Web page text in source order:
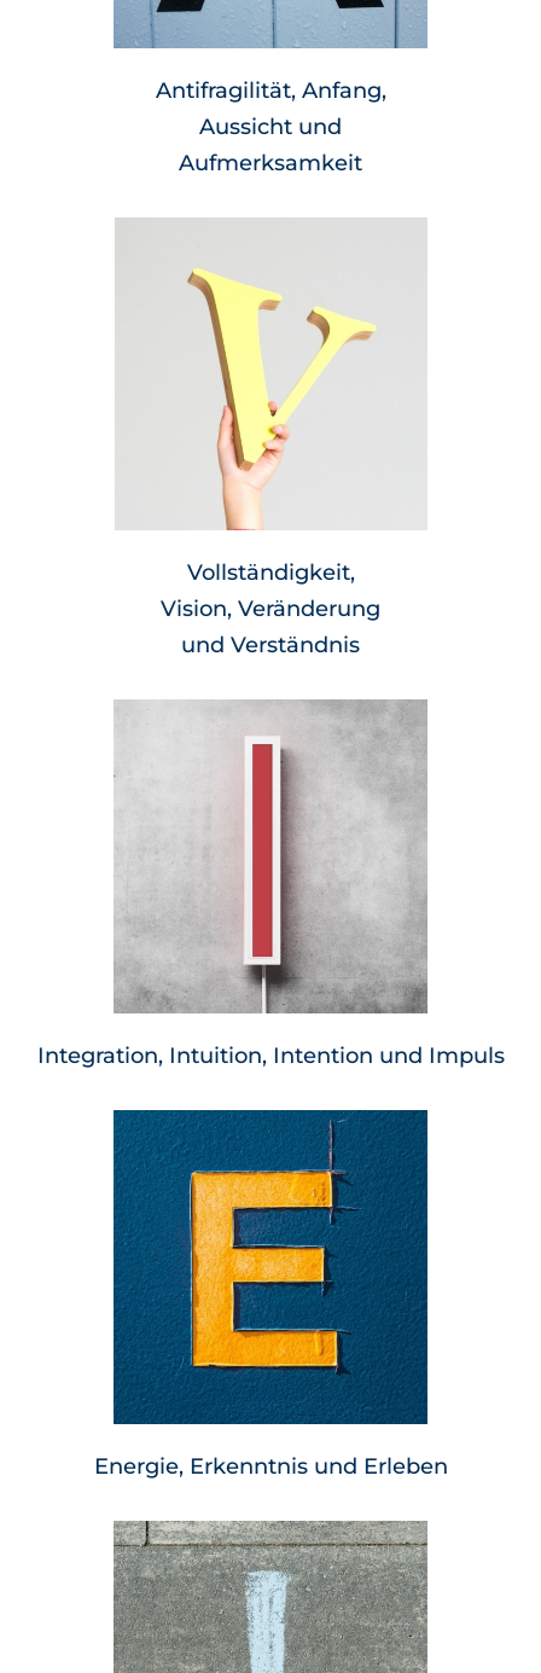
Antifragilität, Anfang,
Aussicht und
Aufmerksamkeit
Vollständigkeit,
Vision, Veränderung
und Verständnis
Integration, Intuition, Intention und Impuls
Energie, Erkenntnis und Erleben